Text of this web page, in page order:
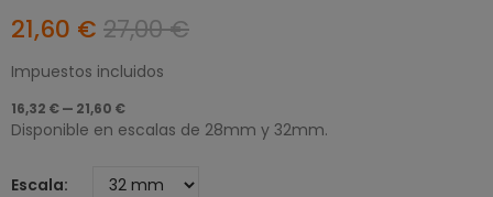
21,60 € 27,00 €
Impuestos incluidos
16,32 € — 21,60 €
Disponible en escalas de 28mm y 32mm.
Escala